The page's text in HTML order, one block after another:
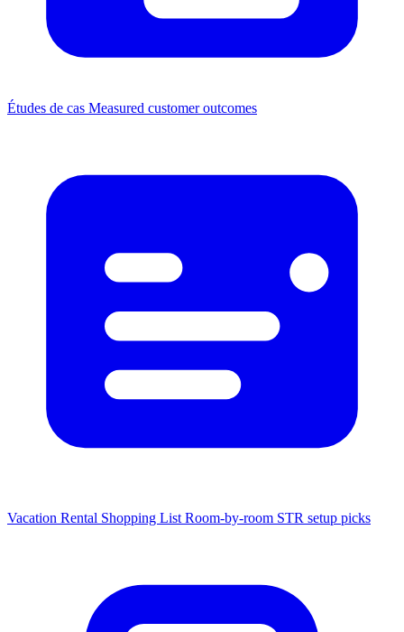
Études de cas Measured customer outcomes
Vacation Rental Shopping List Room-by-room STR setup picks